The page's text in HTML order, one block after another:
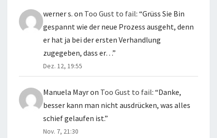
werner s. on Too Gust to fail: “Grüss Sie Bin
gespannt wie der neue Prozess ausgeht, denn
er hat ja bei der ersten Verhandlung
zugegeben, dass er…”
Dez. 12, 19:55
Manuela Mayron Too Gust to fail: “Danke,
besser kann man nicht ausdrücken, was alles
schief gelaufen ist.”
Nov. 7, 21:30